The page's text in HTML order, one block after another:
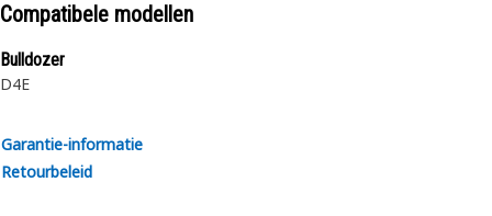
Compatibele modellen
Bulldozer
D4E
Garantie-informatie
Retourbeleid